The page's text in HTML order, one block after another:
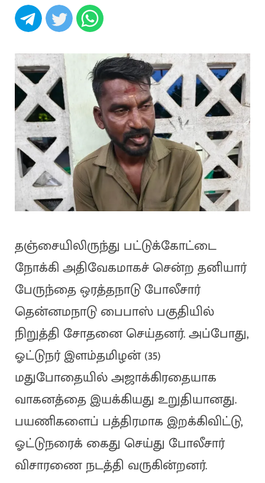
தஞ்சையிலிருந்து பட்டுக்கோட்டை
நோக்கி அதிவேகமாகச் சென்ற தனியார்
பேருந்தை ஒரத்தநாடு போலீசார்
தென்னமநாடு பைபாஸ் பகுதியில்
நிறுத்தி சோதனை செய்தனர். அப்போது,
ஓட்டுநர் இளம்தமிழன் (35)
மதுபோதையில் அஜாக்கிரதையாக
வாகனத்தை இயக்கியது உறுதியானது.
பயணிகளைப் பத்திரமாக இறக்கிவிட்டு,
ஓட்டுநரைக் கைது செய்து போலீசார்
விசாரணை நடத்தி வருகின்றனர்.